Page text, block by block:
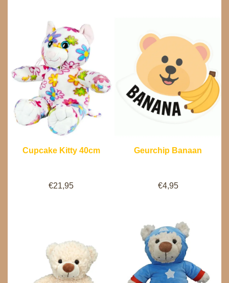
Cupcake Kitty 40cm
€21,95
Geurchip Banaan
€4,95